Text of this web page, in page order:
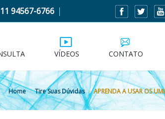
94567-6766
VÍDEOS CONTATO
Home Tire Suas Dúvidas APRENDA A USAR OS